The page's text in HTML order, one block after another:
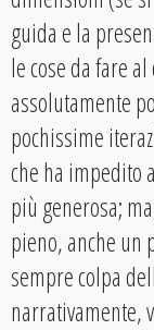
guida e la
le cose da fare
assolutamente
pochissime
che ha impedito
più generosa;
pieno, anche un
sempre colpa
narrativamente,